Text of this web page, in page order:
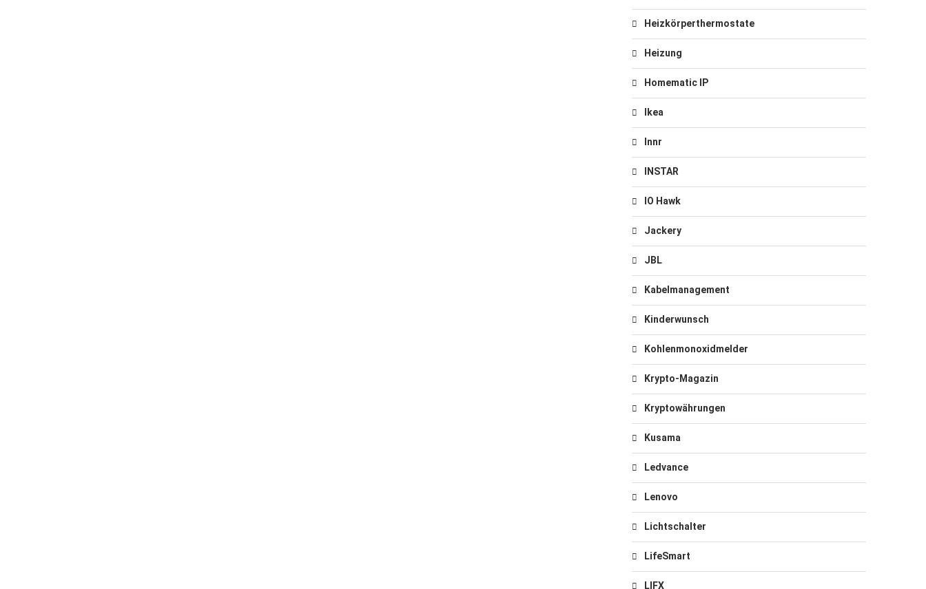
Heizkörperthermostate
Heizung
Homematic IP
Ikea
Innr
INSTAR
IO Hawk
Jackery
JBL
Kabelmanagement
Kinderwunsch
Kohlenmonoxidmelder
Krypto-Magazin
Kryptowährungen
Kusama
Ledvance
Lenovo
Lichtschalter
LifeSmart
LIFX